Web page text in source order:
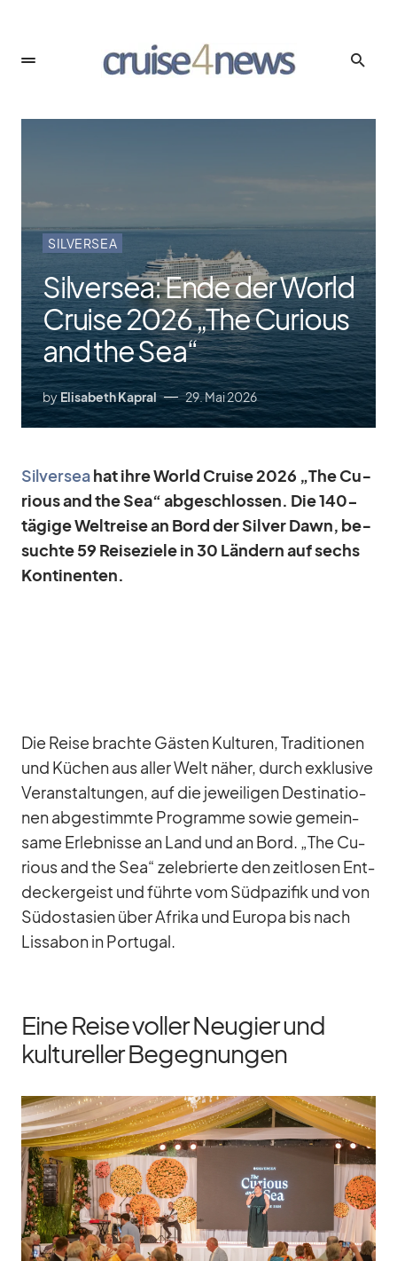
SILVERSEA
Silversea: Ende der World
Cruise 2026 „The Curious
and the Sea“
by Elisabeth Kapral 29. Mai 2026
Sil­ver­seahat ihre World Cruise 2026 „The Cu­
rious and the Sea“ ab­ge­schlos­sen. Die 140-
tä­gige Welt­reise an Bord der Sil­ver Dawn, be­
suchte 59 Rei­se­ziele in 30 Län­dern auf sechs
Kon­ti­nen­ten.
Die Reise brachte Gäs­ten Kul­tu­ren, Tra­di­tio­nen
und Kü­chen aus al­ler Welt nä­her, durch ex­klu­sive
Ver­an­stal­tun­gen, auf die je­wei­li­gen De­sti­na­tio­
nen ab­ge­stimmte Pro­gramme so­wie ge­mein­
same Er­leb­nisse an Land und an Bord. „The Cu­
rious and the Sea“ ze­le­brierte den zeit­lo­sen Ent­
de­cker­geist und führte vom Süd­pa­zi­fik und von
Süd­ost­asien über Afrika und Eu­ropa bis nach
Lis­sa­bon in Por­tu­gal.
Eine Reise voller Neugier und
kultureller Begegnungen